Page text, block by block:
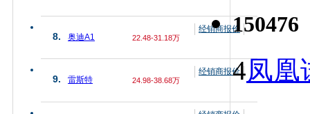
8. 奥迪A1 22.48-31.18万
经销商报价
9. 雷斯特 24.98-38.68万
经销商报价
150476
4凤凰